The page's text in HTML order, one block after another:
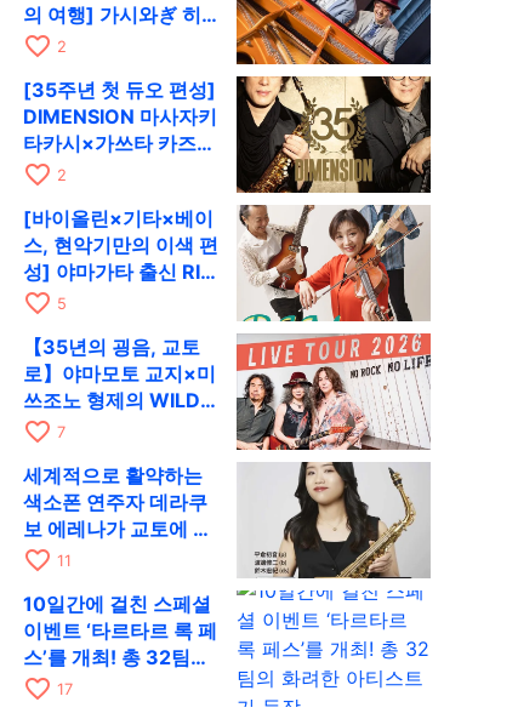
의 여행] 가시와ぎ 히
로키 & 미쓰다 겐이치
RAG로
favorite_border 2
[35주년 첫 듀오 편성]
DIMENSION 마사자키
타카시×가쓰타 카즈키
가 10월 11일 교토
favorite_border 2
[바이올린×기타×베이
스, 현악기만의 이색 편
성] 야마가타 출신 RIM
이 첫 전국 투어로 8월
favorite_border 5
【35년의 굉음, 교토
로】야마모토 교지×미
쓰조노 형제의 WILD
FLAG가 8월 6일 RAG
favorite_border 7
세계적으로 활약하는
색소폰 연주자 데라쿠
보 에레나가 교토에 온
다! 콰르텟 투어 교토
개최
favorite_border 11
10일간에 걸친 스페셜
이벤트 ‘타르타르 록 페
스’를 개최! 총 32팀의
화려한 아티스트가 등
favorite_border 17